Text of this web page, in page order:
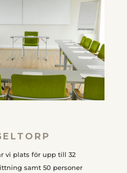
vi plats för upp till 32
samt 50 personer